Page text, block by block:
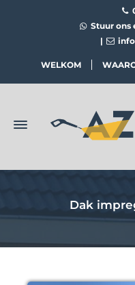
Stuur ons
|
WELKOM
Dak